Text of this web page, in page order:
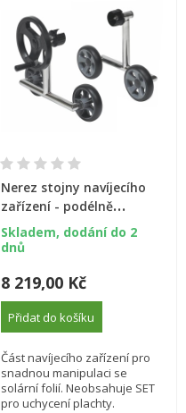
Nerez stojny navíjecího
zařízení - podélně
pojízdné /pár)
Skladem, dodání do 2
dnů
8 219,00 Kč
Přidat do košíku
Část navíjecího zařízení pro
snadnou manipulaci se
solární folií. Neobsahuje SET
pro uchycení plachty.